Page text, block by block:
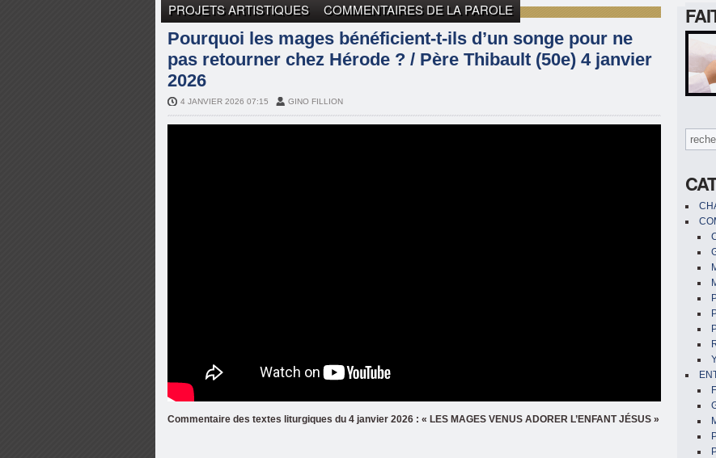
PROJETS ARTISTIQUES
COMMENTAIRES DE LA PAROLE
COMMENTAIRES DE LA PAROLE PÈRE THIBAULT
Pourquoi les mages bénéficient-t-ils d’un songe pour ne
pas retourner chez Hérode ? / Père Thibault (50e) 4 janvier
2026
4 JANVIER 2026 07:15 GINO FILLION
Commentaire des textes liturgiques du 4 janvier 2026 : « LES MAGES VENUS ADORER L’ENFANT JÉSUS »